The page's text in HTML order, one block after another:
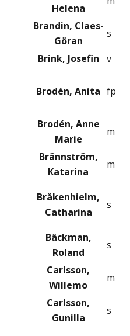
Helena
Brandin, Claes-
Göran
s
Brink, Josefin
v
Brodén, Anita fp
Brodén, Anne
Marie
m
Brännström,
Katarina
m
Bråkenhielm,
Catharina
s
Bäckman,
Roland
s
Carlsson,
Willemo
m
Carlsson,
Gunilla
s